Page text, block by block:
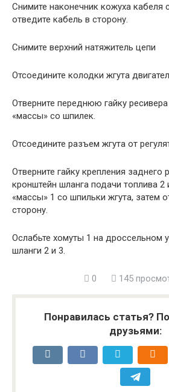
Снимите наконечник кожуха кабеля
отведите кабель в сторону.
Снимите верхний натяжитель цепи
Отсоедините колодки жгута
Отверните переднюю гайку
«массы» со шпилек.
Отсоедините разъем жгута от
Отверните гайку крепления заднего
кронштейн шланга подачи топлива 2
«массы» 1 со шпильки жгута, затем
сторону.
Ослабьте хомуты 1 на дроссельном
шланги 2 и 3.
0 145
Понравилась статья?
друзьями: